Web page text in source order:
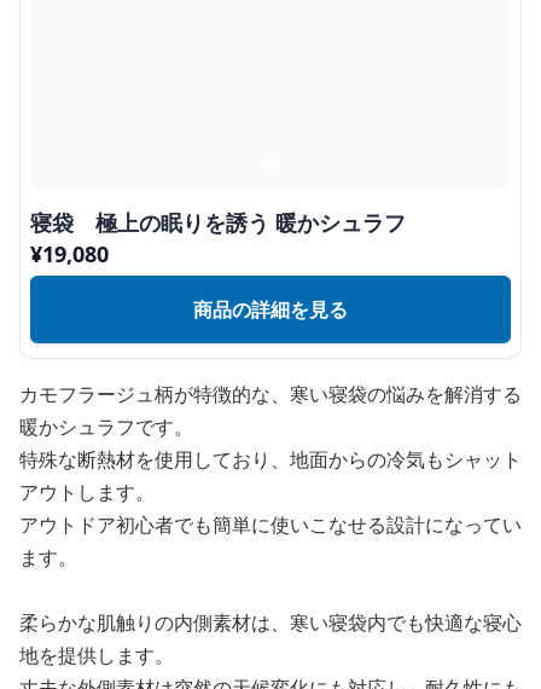
寝袋 極上の眠りを誘う 暖かシュラフ
¥19,080
商品の詳細を見る
カモフラージュ柄が特徴的な、寒い寝袋の悩みを解消する
暖かシュラフです。
特殊な断熱材を使用しており、地面からの冷気もシャット
アウトします。
アウトドア初心者でも簡単に使いこなせる設計になってい
ます。
柔らかな肌触りの内側素材は、寒い寝袋内でも快適な寝心
地を提供します。